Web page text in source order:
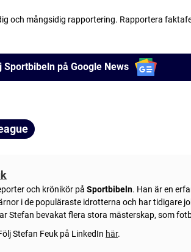
och mångsidig rapportering. Rapportera
Sportbibeln på Google News
och krönikör påSportbibeln. Han är en
i de populäraste idrotterna och har tidigare
Stefan bevakat flera stora mästerskap, som
Stefan Feuk på LinkedIn här.